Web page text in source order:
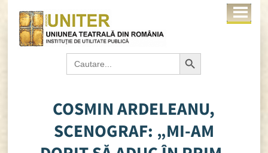
Search
for:
Search Button
COSMIN ARDELEANU,
SCENOGRAF: „MI-AM